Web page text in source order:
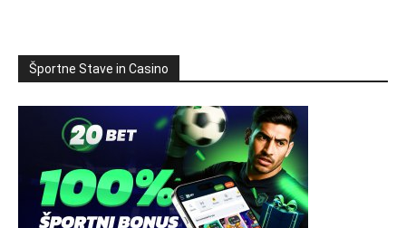
Športne Stave in Casino